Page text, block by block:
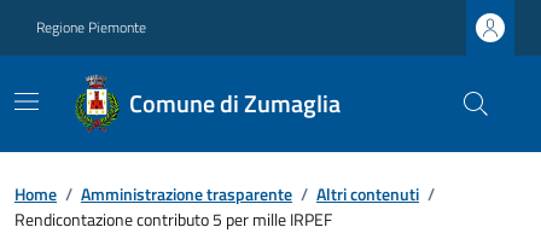
Regione Piemonte
Comune di Zumaglia
Home / Amministrazione trasparente / Altri contenuti /
Rendicontazione contributo 5 per mille IRPEF